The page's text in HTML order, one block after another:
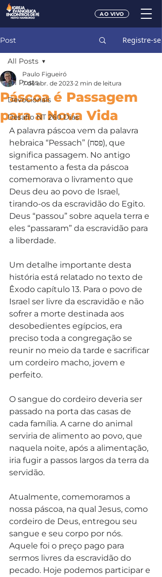
AO VIVO
Post Registre-se
All Posts
Devocionais
Desafio NT 260 Dias
All Posts
Páscoa é Passagem
para a Nova Vida
Paulo Figueiró
7 de abr. de 2023 2 min de leitura
A palavra páscoa vem da palavra
hebraica “Pessach” (פסח), que
significa passagem. No antigo
testamento a festa da páscoa
comemorava o livramento que
Deus deu ao povo de Israel,
tirando-os da escravidão do Egito.
Deus “passou” sobre aquela terra e
eles “passaram” da escravidão para
a liberdade.
Um detalhe importante desta
história está relatado no texto de
Êxodo capítulo 13. Para o povo de
Israel ser livre da escravidão e não
sofrer a morte destinada aos
desobedientes egípcios, era
preciso toda a congregação se
reunir no meio da tarde e sacrificar
um cordeiro macho, jovem e
perfeito.
O sangue do cordeiro deveria ser
passado na porta das casas de
cada família. A carne do animal
serviria de alimento ao povo, que
naquela noite, após a alimentação,
iria fugir a passos largos da terra da
servidão.
Atualmente, comemoramos a
nossa páscoa, na qual Jesus, como
cordeiro de Deus, entregou seu
sangue e seu corpo por nós.
Aquele foi o preço pago para
sermos livres da escravidão do
pecado. Hoje podemos participar e